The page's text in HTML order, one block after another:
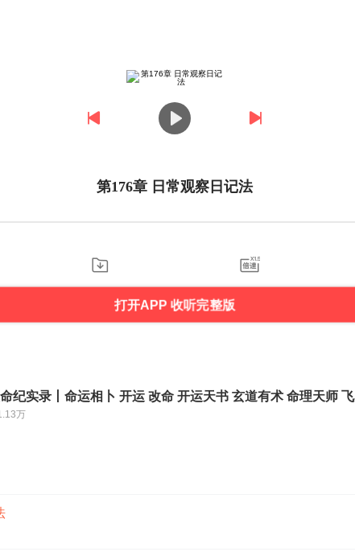
第176章 日常观察日记法
打开APP 收听完整版
纪实录丨命运相卜 开运 改命 开运天书 玄道有术 命理天师
万